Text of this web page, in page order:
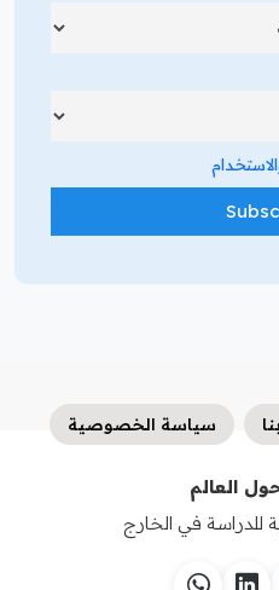
سياسة الخصوصية
العالم
للدراسة في الخارج